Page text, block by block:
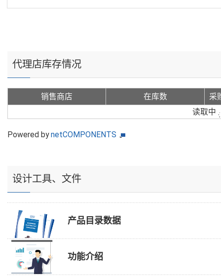
代理店库存情况
销售商店 在库数
采
读取中
Powered bynetCOMPONENTS
设计工具、文件
产品目录数据
功能介绍